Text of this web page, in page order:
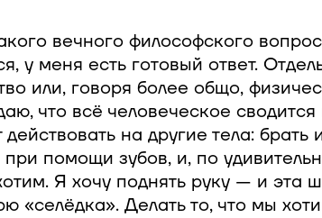
вечного философского
у меня есть готовый ответ.
или, говоря более общо,
что всё человеческое сводится
на другие тела:
помощи зубов, и, по
Я хочу поднять руку — и эта
«селёдка». Делать то, что мы